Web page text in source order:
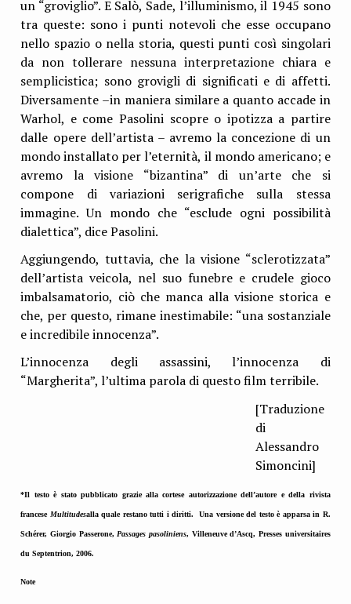
un “groviglio”. E Salò, Sade, l’illuminismo, il 1945 sono
tra queste: sono i punti notevoli che esse occupano
nello spazio o nella storia, questi punti così singolari
da non tollerare nessuna interpretazione chiara e
semplicistica; sono grovigli di significati e di affetti.
Diversamente –in maniera similare a quanto accade in
Warhol, e come Pasolini scopre o ipotizza a partire
dalle opere dell’artista – avremo la concezione di un
mondo installato per l’eternità, il mondo americano; e
avremo la visione “bizantina” di un’arte che si
compone di variazioni serigrafiche sulla stessa
immagine. Un mondo che “esclude ogni possibilità
dialettica”, dice Pasolini.
Aggiungendo, tuttavia, che la visione “sclerotizzata”
dell’artista veicola, nel suo funebre e crudele gioco
imbalsamatorio, ciò che manca alla visione storica e
che, per questo, rimane inestimabile: “una sostanziale
e incredibile innocenza”.
L’innocenza degli assassini, l’innocenza di
“Margherita”, l’ultima parola di questo film terribile.
[Traduzione
di
Alessandro
Simoncini]
*Il testo è stato pubblicato grazie alla cortese autorizzazione dell’autore e della rivista
francese Multitudesalla quale restano tutti i diritti. Una versione del testo è apparsa in R.
Schérer, Giorgio Passerone, Passages pasoliniens, Villeneuve d’Ascq, Presses universitaires
du Septentrion, 2006.
Note